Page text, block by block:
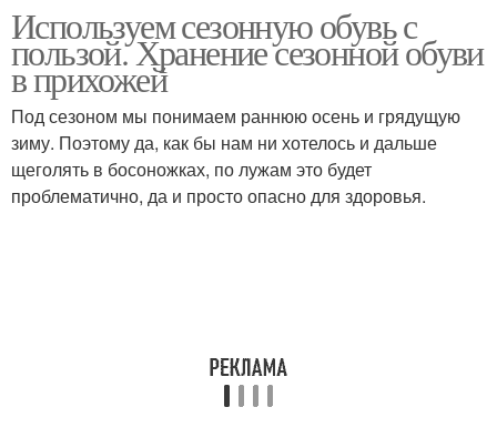
Используем сезонную обувь с
пользой. Хранение сезонной обуви
в прихожей
Под сезоном мы понимаем раннюю осень и грядущую
зиму. Поэтому да, как бы нам ни хотелось и дальше
щеголять в босоножках, по лужам это будет
проблематично, да и просто опасно для здоровья.